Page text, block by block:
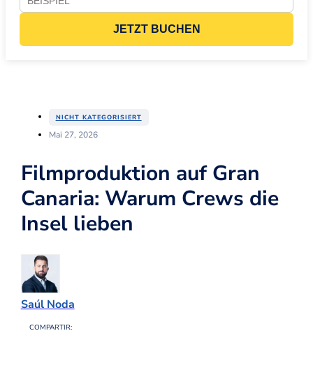
JETZT BUCHEN
NICHT KATEGORISIERT
Mai 27, 2026
Filmproduktion auf Gran
Canaria: Warum Crews die
Insel lieben
Saúl Noda
COMPARTIR: